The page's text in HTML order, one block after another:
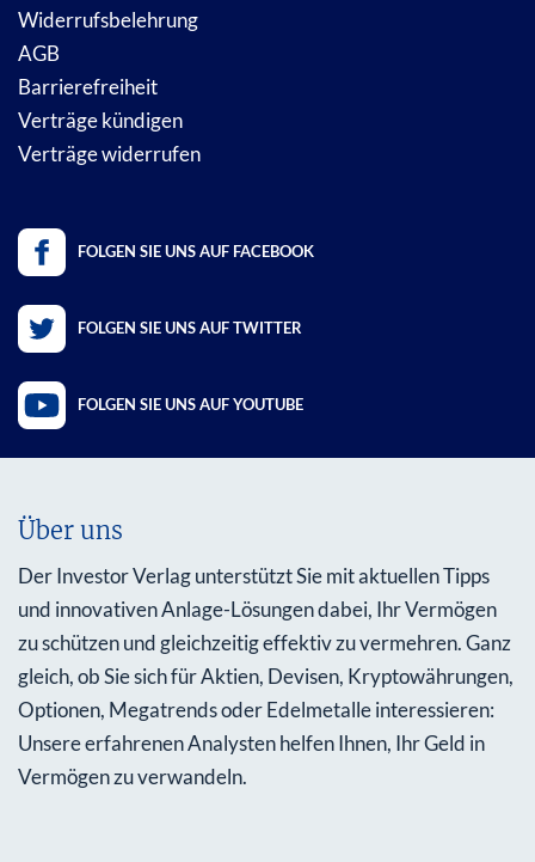
Widerrufsbelehrung
AGB
Barrierefreiheit
Verträge kündigen
Verträge widerrufen
FOLGEN SIE UNS AUF FACEBOOK
FOLGEN SIE UNS AUF TWITTER
FOLGEN SIE UNS AUF YOUTUBE
Über uns
Der Investor Verlag unterstützt Sie mit aktuellen Tipps
und innovativen Anlage-Lösungen dabei, Ihr Vermögen
zu schützen und gleichzeitig effektiv zu vermehren. Ganz
gleich, ob Sie sich für Aktien, Devisen, Kryptowährungen,
Optionen, Megatrends oder Edelmetalle interessieren:
Unsere erfahrenen Analysten helfen Ihnen, Ihr Geld in
Vermögen zu verwandeln.